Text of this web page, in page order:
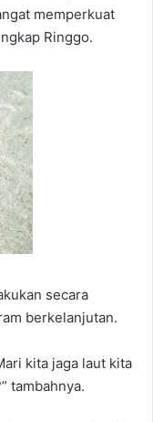
memperkuat
Ringgo.
secara
berkelanjutan.
kita jaga laut kita
tambahnya.